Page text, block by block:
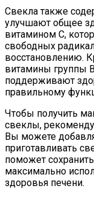
Свекла также
улучшают общее
витамином С,
свободных
восстановлению.
витамины группы
поддерживают
правильному
Чтобы получить
свеклы,
Вы можете
приготавливать
поможет
максимально
здоровья печени.